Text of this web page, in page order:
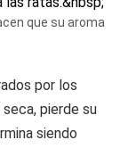
que su aroma
por los
seca, pierde su
siendo